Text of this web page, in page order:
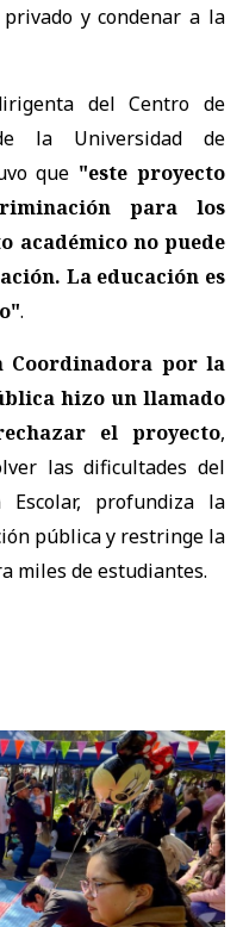
y condenar a la
del Centro de
la Universidad de
que "este proyecto
para los
académico no puede
La educación es
.
Coordinadora por la
hizo un llamado
el proyecto,
las dificultades del
Escolar, profundiza la
pública y restringe la
miles de estudiantes.